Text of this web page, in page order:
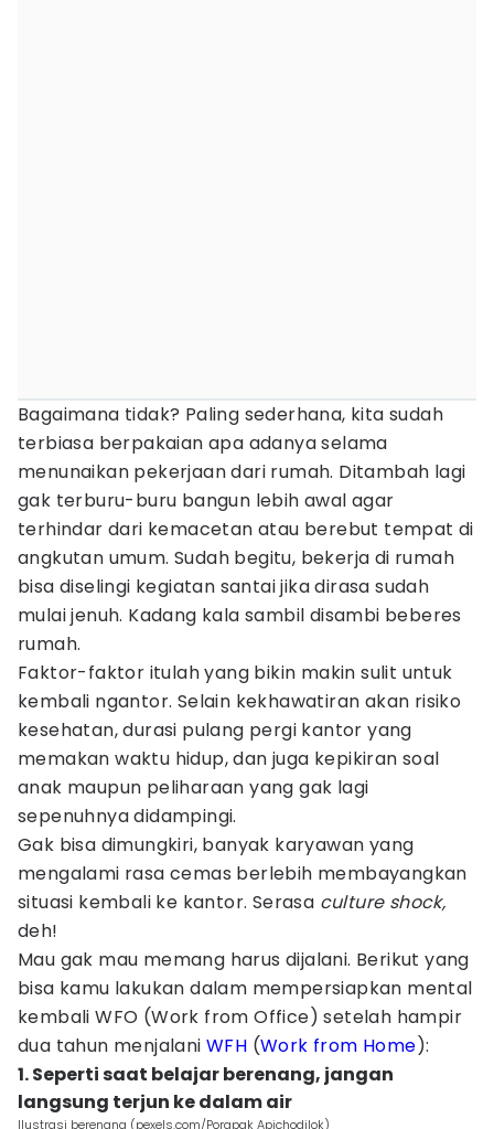
Bagaimana tidak? Paling sederhana, kita sudah
terbiasa berpakaian apa adanya selama
menunaikan pekerjaan dari rumah. Ditambah lagi
gak terburu-buru bangun lebih awal agar
terhindar dari kemacetan atau berebut tempat di
angkutan umum. Sudah begitu, bekerja di rumah
bisa diselingi kegiatan santai jika dirasa sudah
mulai jenuh. Kadang kala sambil disambi beberes
rumah.
Faktor-faktor itulah yang bikin makin sulit untuk
kembali ngantor. Selain kekhawatiran akan risiko
kesehatan, durasi pulang pergi kantor yang
memakan waktu hidup, dan juga kepikiran soal
anak maupun peliharaan yang gak lagi
sepenuhnya didampingi.
Gak bisa dimungkiri, banyak karyawan yang
mengalami rasa cemas berlebih membayangkan
situasi kembali ke kantor. Serasa culture shock,
deh!
Mau gak mau memang harus dijalani. Berikut yang
bisa kamu lakukan dalam mempersiapkan mental
kembali WFO (Work from Office) setelah hampir
dua tahun menjalani WFH (Work from Home):
1. Seperti saat belajar berenang, jangan
langsung terjun ke dalam air
Ilustrasi berenang (pexels.com/Porapak Apichodilok)